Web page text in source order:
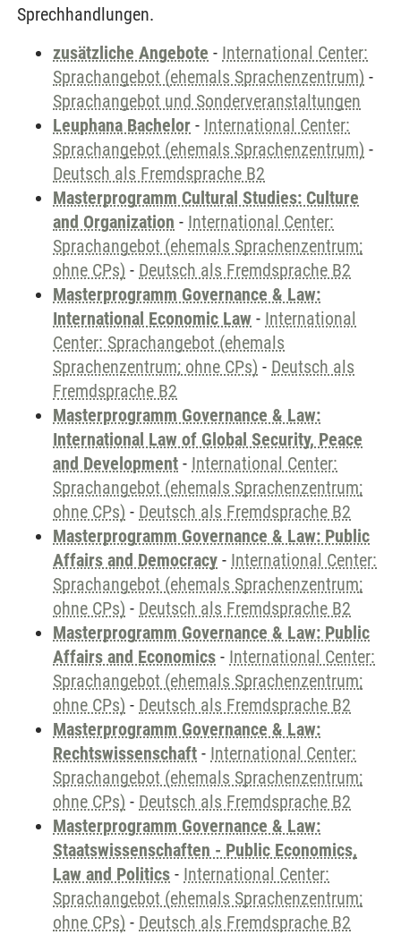
Sprechhandlungen.
zusätzliche Angebote - International Center:
Sprachangebot (ehemals Sprachenzentrum) -
Sprachangebot und Sonderveranstaltungen
Leuphana Bachelor - International Center:
Sprachangebot (ehemals Sprachenzentrum) -
Deutsch als Fremdsprache B2
Masterprogramm Cultural Studies: Culture
and Organization - International Center:
Sprachangebot (ehemals Sprachenzentrum;
ohne CPs) - Deutsch als Fremdsprache B2
Masterprogramm Governance & Law:
International Economic Law - International
Center: Sprachangebot (ehemals
Sprachenzentrum; ohne CPs) - Deutsch als
Fremdsprache B2
Masterprogramm Governance & Law:
International Law of Global Security, Peace
and Development - International Center:
Sprachangebot (ehemals Sprachenzentrum;
ohne CPs) - Deutsch als Fremdsprache B2
Masterprogramm Governance & Law: Public
Affairs and Democracy - International Center:
Sprachangebot (ehemals Sprachenzentrum;
ohne CPs) - Deutsch als Fremdsprache B2
Masterprogramm Governance & Law: Public
Affairs and Economics - International Center:
Sprachangebot (ehemals Sprachenzentrum;
ohne CPs) - Deutsch als Fremdsprache B2
Masterprogramm Governance & Law:
Rechtswissenschaft - International Center:
Sprachangebot (ehemals Sprachenzentrum;
ohne CPs) - Deutsch als Fremdsprache B2
Masterprogramm Governance & Law:
Staatswissenschaften - Public Economics,
Law and Politics - International Center:
Sprachangebot (ehemals Sprachenzentrum;
ohne CPs) - Deutsch als Fremdsprache B2